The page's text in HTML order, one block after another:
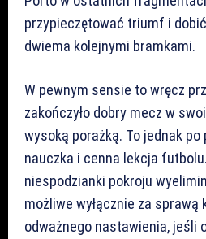
przypieczętować triumf i
dwiema kolejnymi bramkami.
W pewnym sensie to wręcz
zakończyło dobry mecz w
wysoką porażką. To jednak
nauczka i cenna lekcja
niespodzianki pokroju
możliwe wyłącznie za sprawą
odważnego nastawienia, jeśli